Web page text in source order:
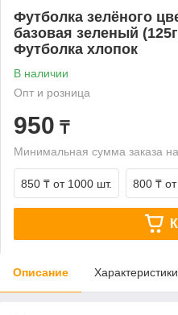
Футболка зелёного
базовая зеленый
Футболка хлопок
В наличии
Опт и розница
950 ₸
Минимальная сумма заказа
850 ₸ от 1000 шт. 800 ₸
Описание Характеристики